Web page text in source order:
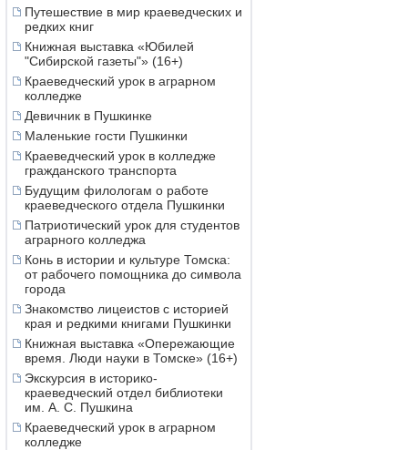
Путешествие в мир краеведческих и
редких книг
Книжная выставка «Юбилей
"Сибирской газеты"» (16+)
Краеведческий урок в аграрном
колледже
Девичник в Пушкинке
Маленькие гости Пушкинки
Краеведческий урок в колледже
гражданского транспорта
Будущим филологам о работе
краеведческого отдела Пушкинки
Патриотический урок для студентов
аграрного колледжа
Конь в истории и культуре Томска:
от рабочего помощника до символа
города
Знакомство лицеистов с историей
края и редкими книгами Пушкинки
Книжная выставка «Опережающие
время. Люди науки в Томске» (16+)
Экскурсия в историко-
краеведческий отдел библиотеки
им. А. С. Пушкина
Краеведческий урок в аграрном
колледже